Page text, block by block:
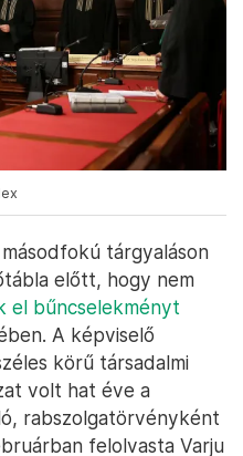
tárgyaláson
előtt, hogy nem
el bűncselekményt
A képviselő
körű társadalmi
volt hat éve a
rabszolgatörvényként
felolvasta Varju